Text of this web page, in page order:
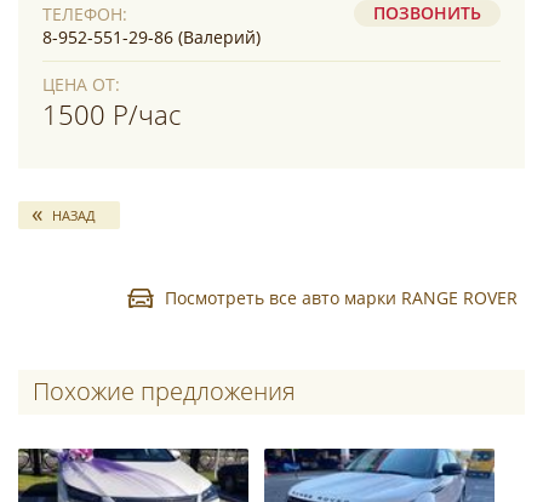
ТЕЛЕФОН:
8-952-551-29-86 (Валерий)
ПОЗВОНИТЬ
ЦЕНА ОТ:
1500 Р/час
НАЗАД
Посмотреть все авто марки RANGE ROVER
Похожие предложения